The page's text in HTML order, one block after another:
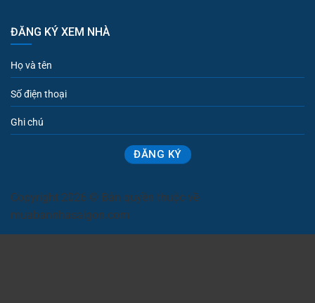
ĐĂNG KÝ XEM NHÀ
Copyright 2026 © Bản quyền thuộc về
muabannhasaigon.com